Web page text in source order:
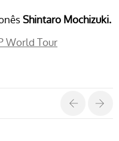
Shintaro Mochizuki.
World Tour